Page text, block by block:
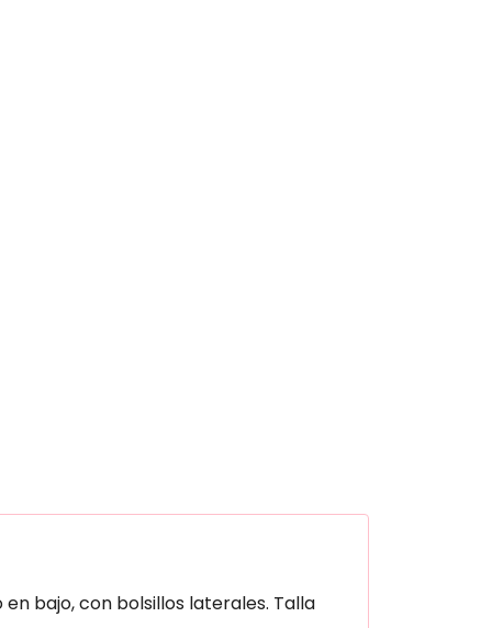
bajo, con bolsillos laterales. Talla